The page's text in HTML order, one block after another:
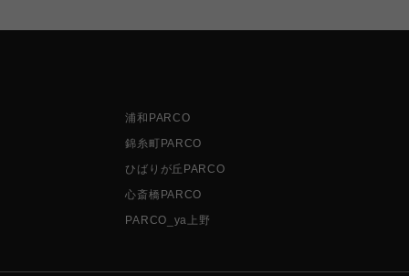
浦和PARCO
錦糸町PARCO
ひばりが丘PARCO
心斎橋PARCO
PARCO_ya上野